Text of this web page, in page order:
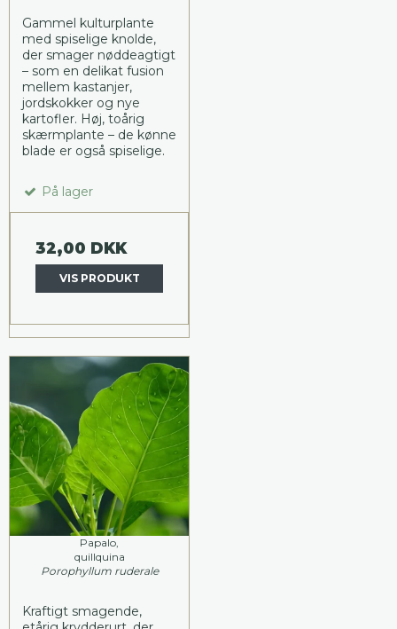
Gammel kulturplante
med spiselige knolde,
der smager nøddeagtigt
– som en delikat fusion
mellem kastanjer,
jordskokker og nye
kartofler. Høj, toårig
skærmplante – de kønne
blade er også spiselige.
På lager
32,00 DKK
VIS PRODUKT
Papalo,
quillquina
Porophyllum ruderale
Kraftigt smagende,